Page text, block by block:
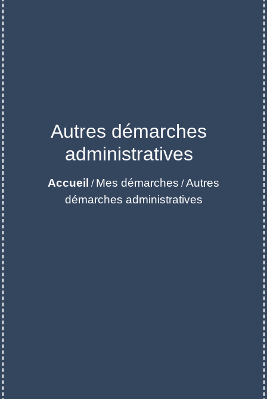
Autres démarches
administratives
Accueil / Mes démarches /Autres
démarches administratives